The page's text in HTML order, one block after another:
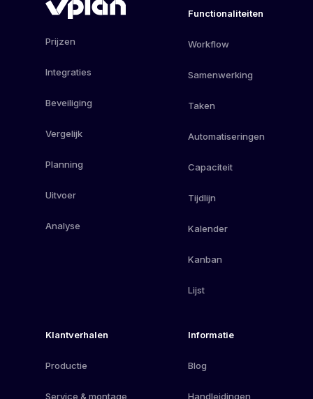
Prijzen
Integraties
Beveiliging
Vergelijk
Planning
Uitvoer
Analyse
Functionaliteiten
Workflow
Samenwerking
Taken
Automatiseringen
Capaciteit
Tijdlijn
Kalender
Kanban
Lijst
Klantverhalen
Productie
Service & montage
Informatie
Blog
Handleidingen